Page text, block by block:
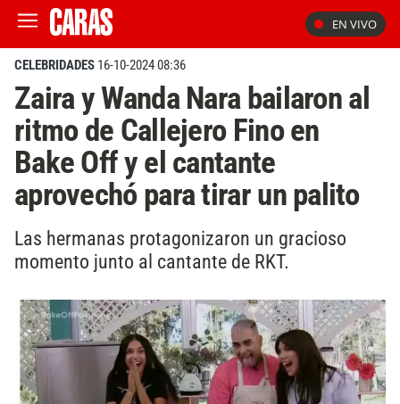
EN VIVO
CELEBRIDADES 16-10-2024 08:36
Zaira y Wanda Nara bailaron al
ritmo de Callejero Fino en
Bake Off y el cantante
aprovechó para tirar un palito
Las hermanas protagonizaron un gracioso
momento junto al cantante de RKT.